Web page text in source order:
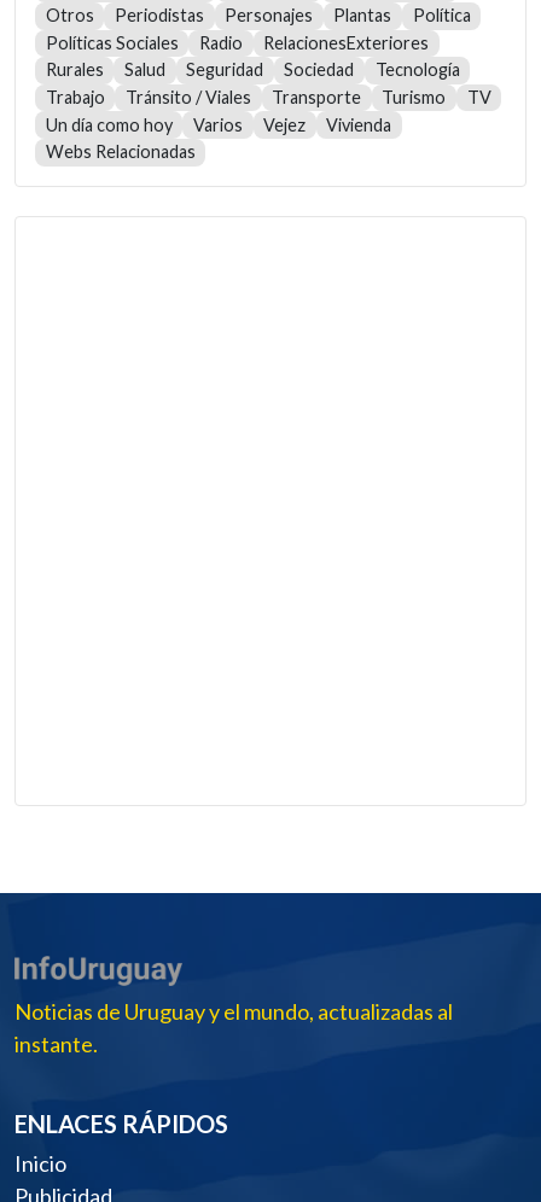
Otros
Periodistas Personajes Plantas
Política
Políticas Sociales
Radio
RelacionesExteriores
Rurales
Salud Seguridad Sociedad
Tecnología
Trabajo
Tránsito / Viales Transporte Turismo
TV
Un día como hoy
Varios Vejez
Vivienda
Webs Relacionadas
Noticias de Uruguay y el mundo, actualizadas al
instante.
ENLACES RÁPIDOS
Inicio
Publicidad